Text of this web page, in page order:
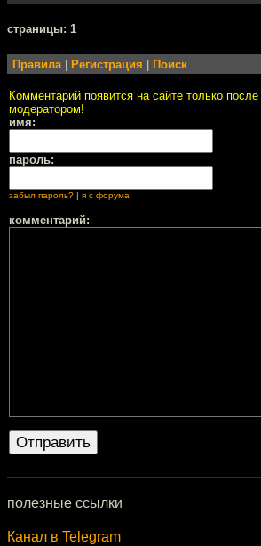
cтраницы: 1
Правила| Регистрация Поиск
Комментарий появится на сайте только после
модератором!
имя:
пароль:
забыл пароль? я с форума
комментарий:
полезные ссылки
Канал в Telegram